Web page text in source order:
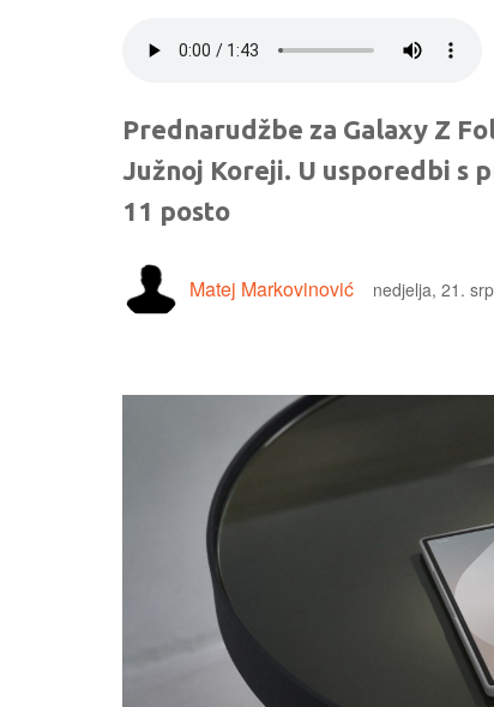
Prednarudžbe za Galaxy Z
Južnoj Koreji. U usporedbi s
11 posto
Matej Markovinović nedjelja, 21.